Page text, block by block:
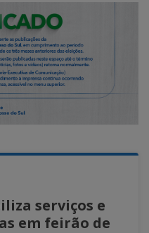
serviços e
em feirão de